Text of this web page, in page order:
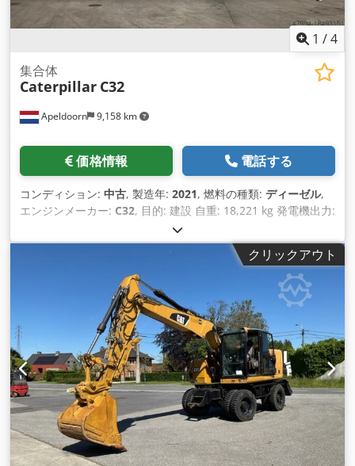
1 /4
Apeldoorn 9,158 km
集合体
Caterpillar C32
価格情報 電話する
コンディション: 中古, 製造年: 2021, 燃料の種類: ディーゼル,
エンジンメーカー: C32, 目的: 建設 自重: 18,221 kg 発電機出力:
1,100 kVA 輸送寸法（長さ x 幅 x 高さ）：20フィートHCコン
テナ 詳細については営業部までお問い合わせください。 オラ
ンダで85年以上の販売経験。 お客様のニーズに合わせた個別の
ソリューションをお探しの専門家チーム。 1000 時間または 1
年間の保証: 最適なセキュリティ。 24時間365日ご利用いただ
けます。 迅速なサービス。 Cjdpjvyn A Uofx Ahysrf 在庫豊富
で即納可能です。
クリックアウト